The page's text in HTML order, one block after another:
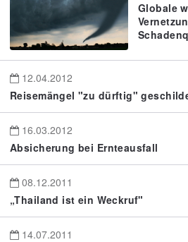
Globale
12.04.2012
Reisemängel "zu dürftig"
16.03.2012
Absicherung bei Ernteausfall
08.12.2011
„Thailand ist ein Weckruf"
14.07.2011